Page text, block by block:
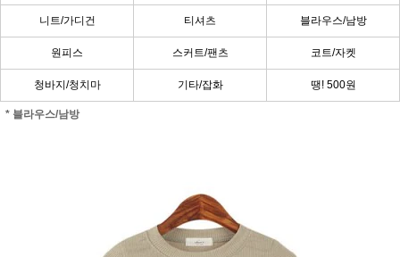
니트/가디건 티셔츠 블라우스/남방
원피스 스커트/팬츠 코트/자켓
청바지/청치마 기타/잡화 땡! 500원
* 블라우스/남방